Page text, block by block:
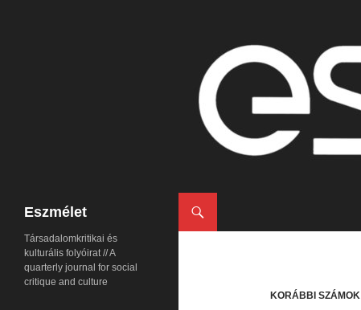
Eszmélet
KORÁBBI SZÁMOK
Társadalomkritikai és
kulturális folyóirat // A
quarterly journal for social
critique and culture